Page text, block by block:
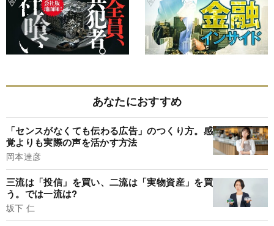
あなたにおすすめ
「センスがなくても伝わる広告」のつくり方。感
覚よりも実際の声を活かす方法
岡本達彦
三流は「投信」を買い、二流は「実物資産」を買
う。では一流は?
坂下 仁